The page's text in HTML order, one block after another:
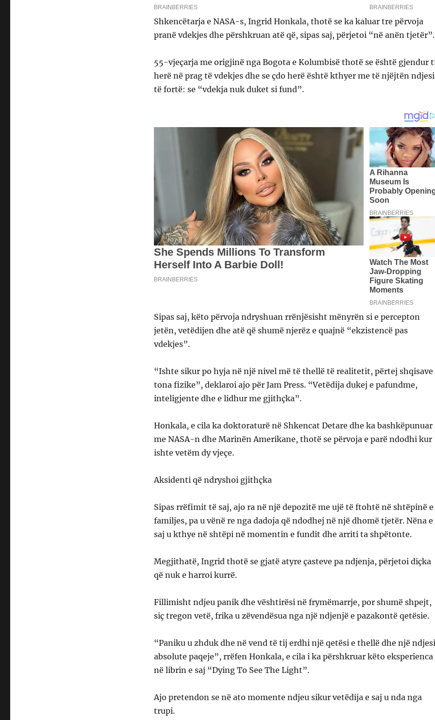
Shkencëtarja e NASA-s, Ingrid Honkala, thotë se ka kaluar tre përvoja
pranë vdekjes dhe përshkruan atë që, sipas saj, përjetoi “në anën tjetër”.
55-vjeçarja me origjinë nga Bogota e Kolumbisë thotë se është gjendur
herë në prag të vdekjes dhe se çdo herë është kthyer me të njëjtën ndjesi
të fortë: se “vdekja nuk duket si fund”.
Sipas saj, këto përvoja ndryshuan rrënjësisht mënyrën si e percepton
jetën, vetëdijen dhe atë që shumë njerëz e quajnë “ekzistencë pas
vdekjes”.
“Ishte sikur po hyja në një nivel më të thellë të realitetit, përtej shqisave
tona fizike”, deklaroi ajo për Jam Press. “Vetëdija dukej e pafundme,
inteligjente dhe e lidhur me gjithçka”.
Honkala, e cila ka doktoraturë në Shkencat Detare dhe ka bashkëpunuar
me NASA-n dhe Marinën Amerikane, thotë se përvoja e parë ndodhi kur
ishte vetëm dy vjeçe.
Aksidenti që ndryshoi gjithçka
Sipas rrëfimit të saj, ajo ra në një depozitë me ujë të ftohtë në shtëpinë e
familjes, pa u vënë re nga dadoja që ndodhej në një dhomë tjetër. Nëna e
saj u kthye në shtëpi në momentin e fundit dhe arriti ta shpëtonte.
Megjithatë, Ingrid thotë se gjatë atyre çasteve pa ndjenja, përjetoi diçka
që nuk e harroi kurrë.
Fillimisht ndjeu panik dhe vështirësi në frymëmarrje, por shumë shpejt,
siç tregon vetë, frika u zëvendësua nga një ndjenjë e pazakontë qetësie.
“Paniku u zhduk dhe në vend të tij erdhi një qetësi e thellë dhe një ndjesi
absolute paqeje”, rrëfen Honkala, e cila i ka përshkruar këto eksperienca
në librin e saj “Dying To See The Light”.
Ajo pretendon se në ato momente ndjeu sikur vetëdija e saj u nda nga
trupi.